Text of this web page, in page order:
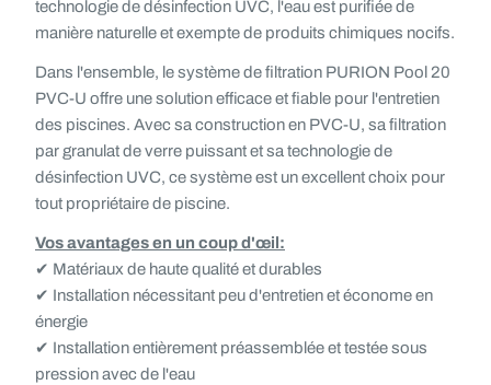
technologie de désinfection UVC, l'eau est purifiée de
manière naturelle et exempte de produits chimiques nocifs.
Dans l'ensemble, le système de filtration PURION Pool 20
PVC-U offre une solution efficace et fiable pour l'entretien
des piscines. Avec sa construction en PVC-U, sa filtration
par granulat de verre puissant et sa technologie de
désinfection UVC, ce système est un excellent choix pour
tout propriétaire de piscine.
Vos avantages en un coup d'œil:
✔ Matériaux de haute qualité et durables
✔ Installation nécessitant peu d'entretien et économe en
énergie
✔ Installation entièrement préassemblée et testée sous
pression avec de l'eau